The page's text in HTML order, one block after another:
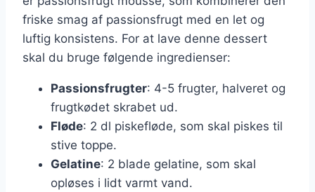
friske smag af passionsfrugt med en let og
luftig konsistens. For at lave denne dessert
skal du bruge følgende ingredienser:
Passionsfrugter: 4-5 frugter, halveret og
frugtkødet skrabet ud.
Fløde: 2 dl piskefløde, som skal piskes til
stive toppe.
Gelatine: 2 blade gelatine, som skal
opløses i lidt varmt vand.